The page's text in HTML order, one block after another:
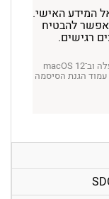
המידע האישי.
להבטיח
רגישים.
הגנת הסיסמה נתמכת ב־Windows 10 ומעלה וב־macOS 12
הגנת הסיסמה